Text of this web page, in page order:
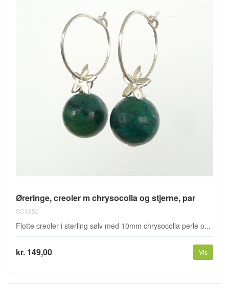
Øreringe, creoler m chrysocolla og stjerne, par
SC1350
Flotte creoler i sterling sølv med 10mm chrysocolla perle o...
kr. 149,00 Vis